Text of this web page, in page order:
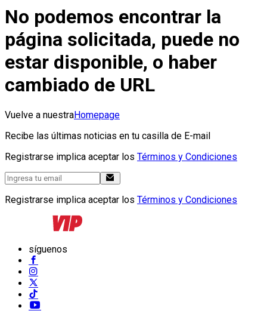
No podemos encontrar la
página solicitada, puede no
estar disponible, o haber
cambiado de URL
Vuelve a nuestraHomepage
Recibe las últimas noticias en tu casilla de E-mail
Registrarse implica aceptar los Términos y Condiciones
Registrarse implica aceptar los Términos y Condiciones
síguenos